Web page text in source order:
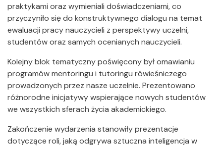
praktykami oraz wymieniali doświadczeniami, co
przyczyniło się do konstruktywnego dialogu na temat
ewaluacji pracy nauczycieli z perspektywy uczelni,
studentów oraz samych ocenianych nauczycieli.
Kolejny blok tematyczny poświęcony był omawianiu
programów mentoringu i tutoringu rówieśniczego
prowadzonych przez nasze uczelnie. Prezentowano
różnorodne inicjatywy wspierające nowych studentów
we wszystkich sferach życia akademickiego.
Zakończenie wydarzenia stanowiły prezentacje
dotyczące roli, jaką odgrywa sztuczna inteligencja w